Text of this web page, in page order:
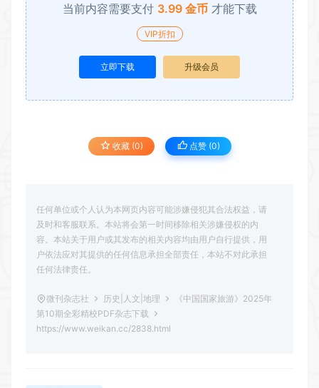
当前内容需要支付 3.99 金币 才能下载
VIP折扣
立即下载 升级会员
收藏 (0) 点赞 (0)
任何单位或个人认为本网页内容可能涉嫌侵犯其合法权益，请
及时和客服联系。本站将会第一时间移除相关涉嫌侵权的内
容。本站关于用户或其发布的相关内容均由用户自行提供，用
户依法应对其提供的任何信息承担全部责任，本站不对此承担
任何法律责任。
微刊杂志社 历史|人文|地理
《中国国家旅游》2025年
第10期全彩精校PDF杂志下载
https://www.weikan.cc/2838.html